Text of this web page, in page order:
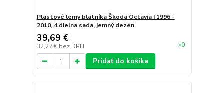
Plastové lemy blatníka Škoda Octavia I 1996 -
2010, 4 dielna sada, jemný dezén
39,69 €
32,27 € bez DPH >0
Pridať do košíka